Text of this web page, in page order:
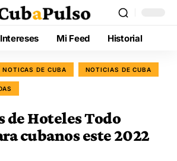
Mi Feed Historial
NOTICAS DE CUBA NOTICIAS DE CUBA
de Hoteles Todo
cubanos este 2022